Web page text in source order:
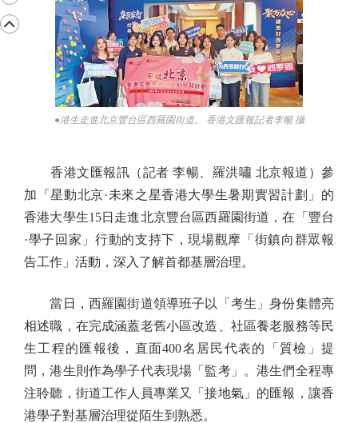
●港生走進北京豐台區西羅園街道。 香港文匯報記者李暢 攝
香港文匯報訊（記者 李暢、羅洪嘯 北京報道）參
加「星動北京·未來之星香港大學生暑期實習計劃」的
香港大學生15日走進北京豐台區西羅園街道，在「豐台
·學子回家」行動的支持下，現場觀摩「街鎮向群眾報
告工作」活動，深入了解首都基層治理。
當日，西羅園街道領導班子以「考生」身份集體亮
相述職，在完成涵蓋老舊小區改造、社區養老服務等民
生工程的匯報後，直面400名居民代表的「質檢」提
問，港生則作為學子代表現場「監考」。港生們全程專
注聆聽，街道工作人員專業又「接地氣」的匯報，讓香
港學子對基層治理從陌生到熟悉。